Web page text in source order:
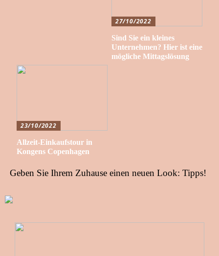
27/10/2022
Sind Sie ein kleines
Unternehmen? Hier ist eine
mögliche Mittagslösung
23/10/2022
Allzeit-Einkaufstour in
Kongens Copenhagen
Geben Sie Ihrem Zuhause einen neuen Look: Tipps!